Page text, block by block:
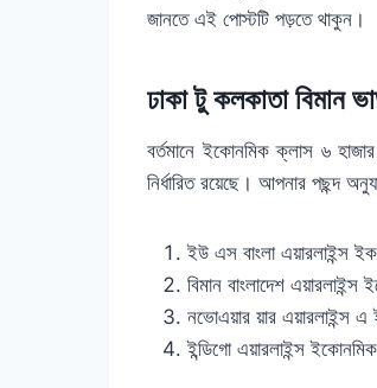
জানতে এই পোস্টটি পড়তে থাকুন।
ঢাকা টু কলকাতা বিমান
বর্তমানে ইকোনমিক ক্লাস ৬
নির্ধারিত রয়েছে। আপনার পছন্দ
ইউ এস বাংলা এয়ারলাইন্স
বিমান বাংলাদেশ
নভোএয়ার য়ার এয়ারলাইন্স
ইন্ডিগো এয়ারলাইন্স